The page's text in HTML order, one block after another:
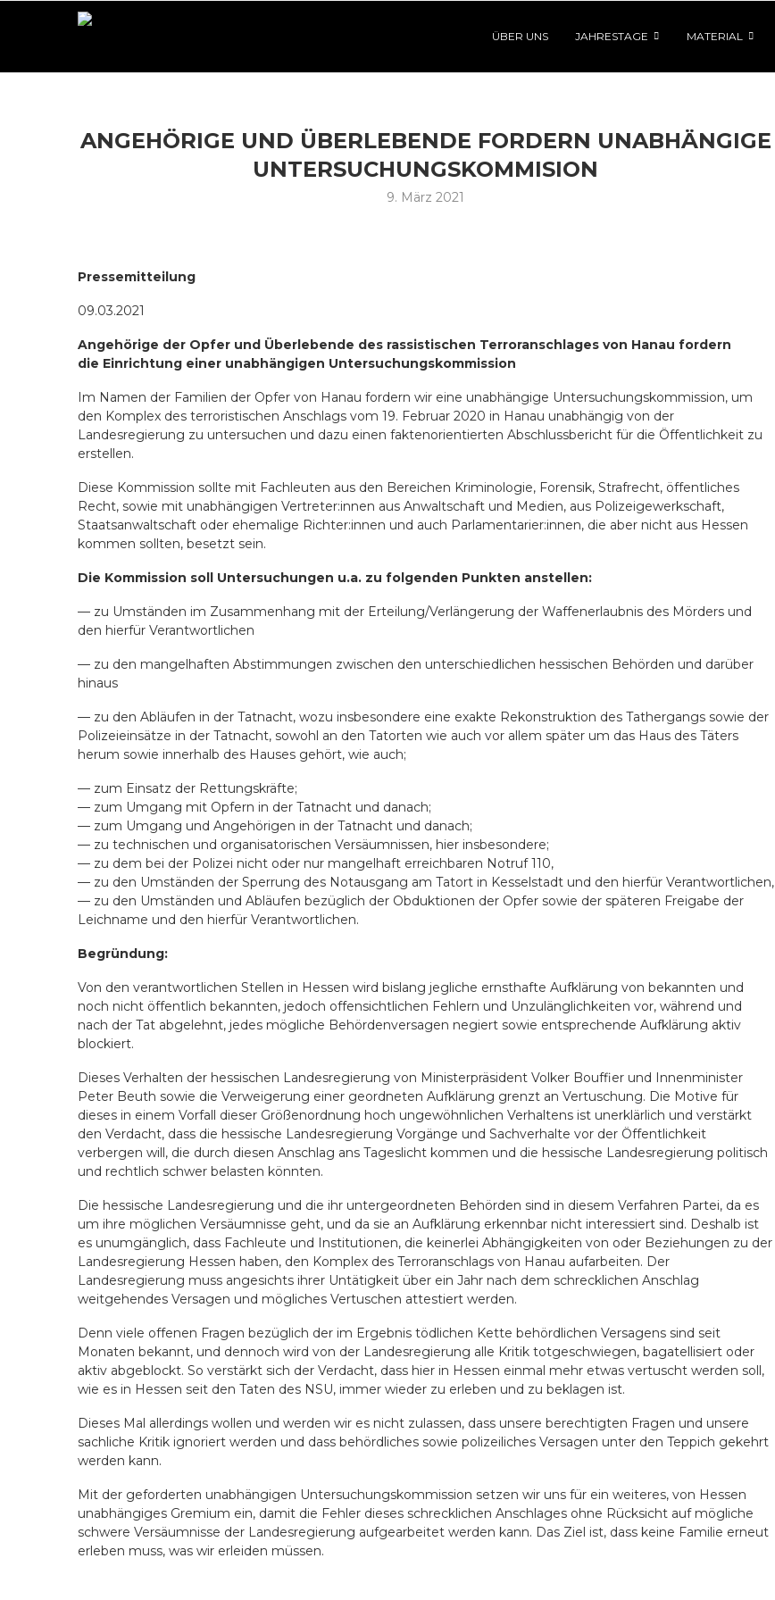
ÜBER UNS JAHRESTAGE MATERIAL
ANGEHÖRIGE UND ÜBERLEBENDE FORDERN UNABHÄNGIGE
UNTERSUCHUNGSKOMMISION
9. März 2021
Pressemitteilung
09.03.2021
Angehörige der Opfer und Überlebende des rassistischen Terroranschlages von Hanau fordern
die Einrichtung einer unabhängigen Untersuchungskommission
Im Namen der Familien der Opfer von Hanau fordern wir eine unabhängige Untersuchungskommission, um
den Komplex des terroristischen Anschlags vom 19. Februar 2020 in Hanau unabhängig von der
Landesregierung zu untersuchen und dazu einen faktenorientierten Abschlussbericht für die Öffentlichkeit zu
erstellen.
Diese Kommission sollte mit Fachleuten aus den Bereichen Kriminologie, Forensik, Strafrecht, öffentliches
Recht, sowie mit unabhängigen Vertreter:innen aus Anwaltschaft und Medien, aus Polizeigewerkschaft,
Staatsanwaltschaft oder ehemalige Richter:innen und auch Parlamentarier:innen, die aber nicht aus Hessen
kommen sollten, besetzt sein.
Die Kommission soll Untersuchungen u.a. zu folgenden Punkten anstellen:
— zu Umständen im Zusammenhang mit der Erteilung/Verlängerung der Waffenerlaubnis des Mörders und
den hierfür Verantwortlichen
— zu den mangelhaften Abstimmungen zwischen den unterschiedlichen hessischen Behörden und darüber
hinaus
— zu den Abläufen in der Tatnacht, wozu insbesondere eine exakte Rekonstruktion des Tathergangs sowie der
Polizeieinsätze in der Tatnacht, sowohl an den Tatorten wie auch vor allem später um das Haus des Täters
herum sowie innerhalb des Hauses gehört, wie auch;
— zum Einsatz der Rettungskräfte;
— zum Umgang mit Opfern in der Tatnacht und danach;
— zum Umgang und Angehörigen in der Tatnacht und danach;
— zu technischen und organisatorischen Versäumnissen, hier insbesondere;
— zu dem bei der Polizei nicht oder nur mangelhaft erreichbaren Notruf 110,
— zu den Umständen der Sperrung des Notausgang am Tatort in Kesselstadt und den hierfür Verantwortlichen,
— zu den Umständen und Abläufen bezüglich der Obduktionen der Opfer sowie der späteren Freigabe der
Leichname und den hierfür Verantwortlichen.
Begründung:
Von den verantwortlichen Stellen in Hessen wird bislang jegliche ernsthafte Aufklärung von bekannten und
noch nicht öffentlich bekannten, jedoch offensichtlichen Fehlern und Unzulänglichkeiten vor, während und
nach der Tat abgelehnt, jedes mögliche Behördenversagen negiert sowie entsprechende Aufklärung aktiv
blockiert.
Dieses Verhalten der hessischen Landesregierung von Ministerpräsident Volker Bouffier und Innenminister
Peter Beuth sowie die Verweigerung einer geordneten Aufklärung grenzt an Vertuschung. Die Motive für
dieses in einem Vorfall dieser Größenordnung hoch ungewöhnlichen Verhaltens ist unerklärlich und verstärkt
den Verdacht, dass die hessische Landesregierung Vorgänge und Sachverhalte vor der Öffentlichkeit
verbergen will, die durch diesen Anschlag ans Tageslicht kommen und die hessische Landesregierung politisch
und rechtlich schwer belasten könnten.
Die hessische Landesregierung und die ihr untergeordneten Behörden sind in diesem Verfahren Partei, da es
um ihre möglichen Versäumnisse geht, und da sie an Aufklärung erkennbar nicht interessiert sind. Deshalb ist
es unumgänglich, dass Fachleute und Institutionen, die keinerlei Abhängigkeiten von oder Beziehungen zu der
Landesregierung Hessen haben, den Komplex des Terroranschlags von Hanau aufarbeiten. Der
Landesregierung muss angesichts ihrer Untätigkeit über ein Jahr nach dem schrecklichen Anschlag
weitgehendes Versagen und mögliches Vertuschen attestiert werden.
Denn viele offenen Fragen bezüglich der im Ergebnis tödlichen Kette behördlichen Versagens sind seit
Monaten bekannt, und dennoch wird von der Landesregierung alle Kritik totgeschwiegen, bagatellisiert oder
aktiv abgeblockt. So verstärkt sich der Verdacht, dass hier in Hessen einmal mehr etwas vertuscht werden soll,
wie es in Hessen seit den Taten des NSU, immer wieder zu erleben und zu beklagen ist.
Dieses Mal allerdings wollen und werden wir es nicht zulassen, dass unsere berechtigten Fragen und unsere
sachliche Kritik ignoriert werden und dass behördliches sowie polizeiliches Versagen unter den Teppich gekehrt
werden kann.
Mit der geforderten unabhängigen Untersuchungskommission setzen wir uns für ein weiteres, von Hessen
unabhängiges Gremium ein, damit die Fehler dieses schrecklichen Anschlages ohne Rücksicht auf mögliche
schwere Versäumnisse der Landesregierung aufgearbeitet werden kann. Das Ziel ist, dass keine Familie erneut
erleben muss, was wir erleiden müssen.